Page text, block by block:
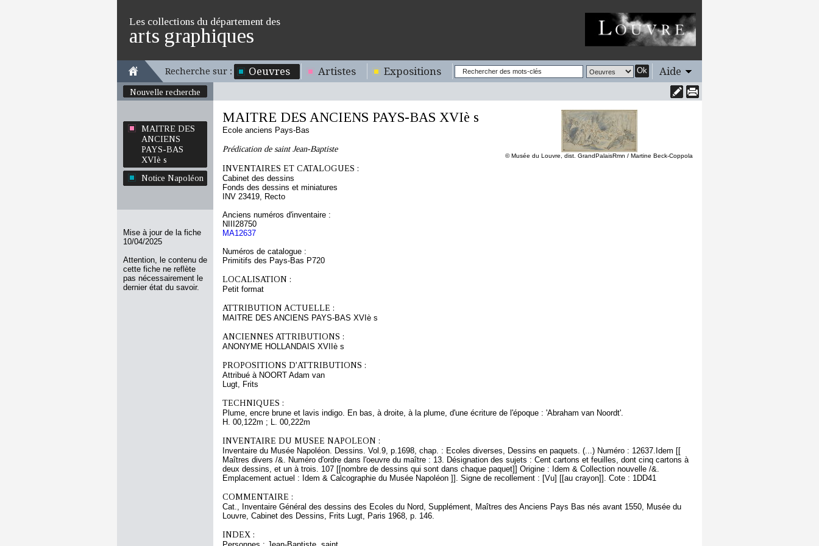
Les collections du département des
arts graphiques
Recherche sur : Oeuvres Artistes Expositions Ok Aide
Nouvelle recherche
MAITRE DES
ANCIENS
PAYS-BAS
XVIè s
Notice Napoléon
Mise à jour de la fiche
10/04/2025
Attention, le contenu de
cette fiche ne reflète
pas nécessairement le
dernier état du savoir.
© Musée du Louvre, dist. GrandPalaisRmn / Martine Beck-Coppola
MAITRE DES ANCIENS PAYS-BAS XVIè s
Ecole anciens Pays-Bas
Prédication de saint Jean-Baptiste
INVENTAIRES ET CATALOGUES :
Cabinet des dessins
Fonds des dessins et miniatures
INV 23419, Recto
Anciens numéros d'inventaire :
NIII28750
MA12637
Numéros de catalogue :
Primitifs des Pays-Bas P720
LOCALISATION :
Petit format
ATTRIBUTION ACTUELLE :
MAITRE DES ANCIENS PAYS-BAS XVIè s
ANCIENNES ATTRIBUTIONS :
ANONYME HOLLANDAIS XVIIè s
PROPOSITIONS D'ATTRIBUTIONS :
Attribué à NOORT Adam van
Lugt, Frits
TECHNIQUES :
Plume, encre brune et lavis indigo. En bas, à droite, à la plume, d'une écriture de l'époque : 'Abraham van Noordt'.
H. 00,122m ; L. 00,222m
INVENTAIRE DU MUSEE NAPOLEON :
Inventaire du Musée Napoléon. Dessins. Vol.9, p.1698, chap. : Ecoles diverses, Dessins en paquets. (...) Numéro : 12637.Idem [[
Maîtres divers /&. Numéro d'ordre dans l'oeuvre du maître : 13. Désignation des sujets : Cent cartons et feuilles, dont cinq cartons à
deux dessins, et un à trois. 107 [[nombre de dessins qui sont dans chaque paquet]] Origine : Idem & Collection nouvelle /&.
Emplacement actuel : Idem & Calcographie du Musée Napoléon ]]. Signe de recollement : [Vu] [[au crayon]]. Cote : 1DD41
COMMENTAIRE :
Cat., Inventaire Général des dessins des Ecoles du Nord, Supplément, Maîtres des Anciens Pays Bas nés avant 1550, Musée du
Louvre, Cabinet des Dessins, Frits Lugt, Paris 1968, p. 146.
INDEX :